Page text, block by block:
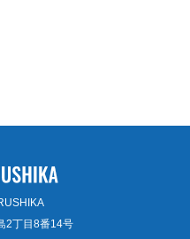
2丁目8番14号